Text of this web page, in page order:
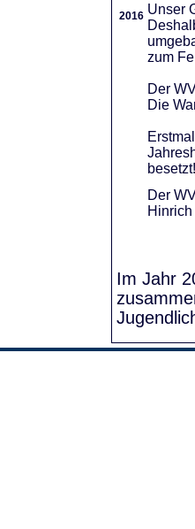
2016 Unser
zum
Der
Die
besetzt!
Der
Im Jahr